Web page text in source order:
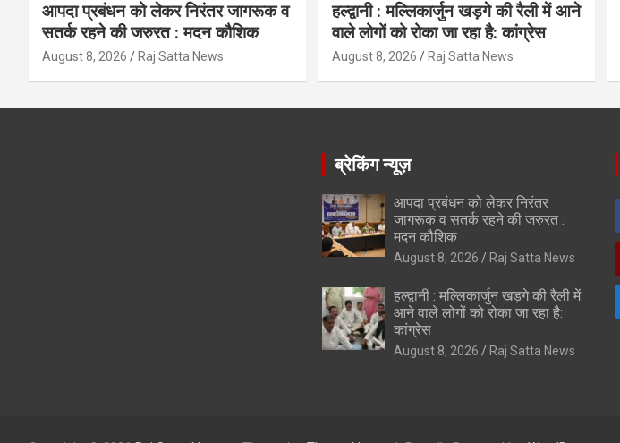
आपदा प्रबंधन को लेकर निरंतर जागरूक व
सतर्क रहने की जरुरत : मदन कौशिक
August 8, 2026 Raj Satta News
हल्द्वानी : मल्लिकार्जुन खड़गे की रैली में आने
वाले लोगों को रोका जा रहा है: कांग्रेस
August 8, 2026 Raj Satta News
ब्रेकिंग न्यूज़
आपदा प्रबंधन को लेकर निरंतर
जागरूक व सतर्क रहने की जरुरत :
मदन कौशिक
August 8, 2026 Raj Satta News
हल्द्वानी : मल्लिकार्जुन खड़गे की रैली में
आने वाले लोगों को रोका जा रहा है:
कांग्रेस
August 8, 2026 Raj Satta News